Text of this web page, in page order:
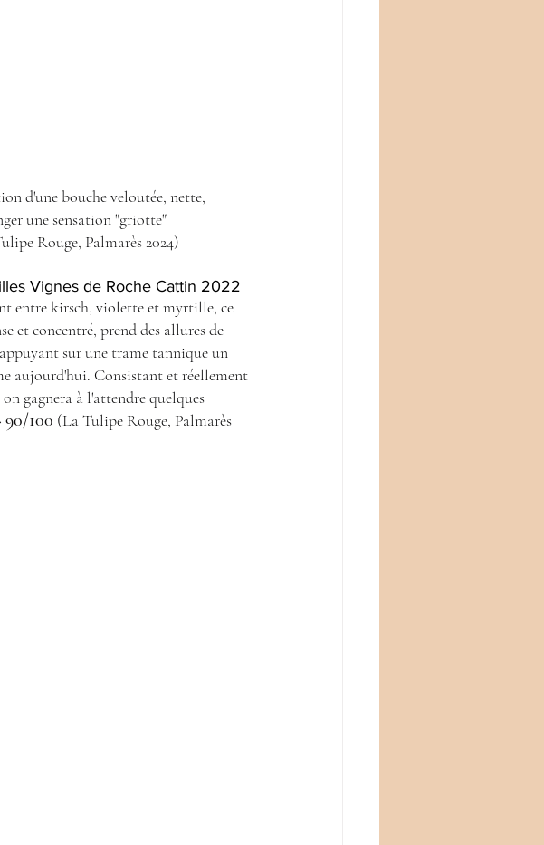
une sensation "griotte"
Rouge, Palmarès 2024)
Vignes de Roche Cattin 2022
entre kirsch, violette et myrtille, ce
et concentré, prend des allures de
sur une trame tannique un
aujourd'hui. Consistant et réellement
gagnera à l'attendre quelques
90/100 (La Tulipe Rouge, Palmarès